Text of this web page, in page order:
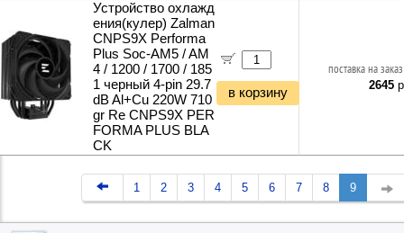
Устройство охлажд
ения(кулер) Zalman
CNPS9X Performa
Plus Soc-AM5 / AM
4 / 1200 / 1700 / 185
1 черный 4-pin 29.7
dB Al+Cu 220W 710
gr Re CNPS9X PER
FORMA PLUS BLA
CK
в корзину
поставка на
2645
1 2 3 4 5 6 7 8 9